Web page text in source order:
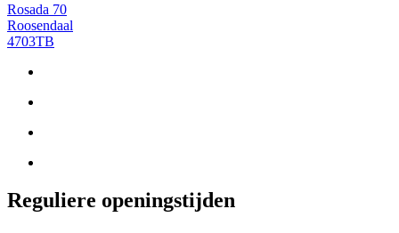
Rosada 70
Roosendaal
4703TB
Reguliere openingstijden